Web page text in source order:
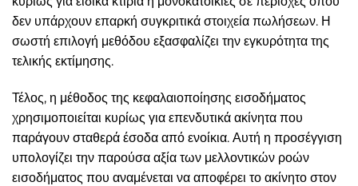
δεν υπάρχουν επαρκή συγκριτικά στοιχεία πωλήσεων. Η
σωστή επιλογή μεθόδου εξασφαλίζει την εγκυρότητα της
τελικής εκτίμησης.
Τέλος, η μέθοδος της κεφαλαιοποίησης εισοδήματος
χρησιμοποιείται κυρίως για επενδυτικά ακίνητα που
παράγουν σταθερά έσοδα από ενοίκια. Αυτή η προσέγγιση
υπολογίζει την παρούσα αξία των μελλοντικών ροών
εισοδήματος που αναμένεται να αποφέρει το ακίνητο στον